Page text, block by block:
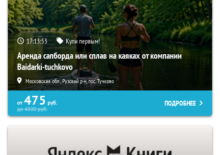
17:13:52 Купи первым!
Аренда сапборда или сплав на каяках от компании
Baidarki-tuchkovo
Московская обл., Рузский р-н, пос. Тучково
от 475 руб.
до4500руб.
ПОДРОБНЕЕ